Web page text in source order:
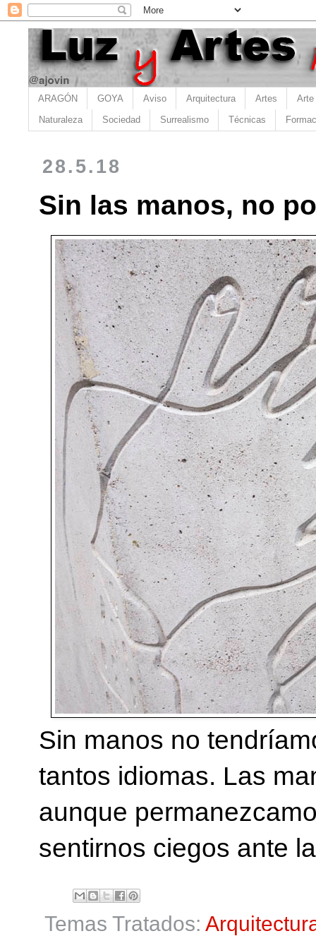
ARAGÓN GOYA Aviso Arquitectura Artes Arte
Naturaleza Sociedad Surrealismo Técnicas
28.5.18
Sin las manos, no
Sin manos no
tantos idiomas. Las
aunque
sentirnos ciegos ante
Temas Tratados: